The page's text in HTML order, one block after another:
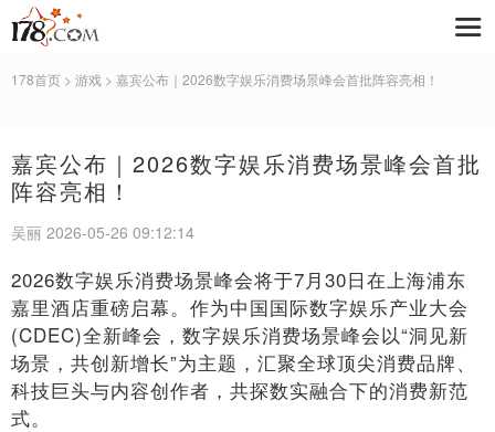
178首页 > 游戏 > 嘉宾公布｜2026数字娱乐消费场景峰会首批阵容亮相！
嘉宾公布｜2026数字娱乐消费场景峰会首批
阵容亮相！
吴丽 2026-05-26 09:12:14
2026数字娱乐消费场景峰会将于7月30日在上海浦东
嘉里酒店重磅启幕。作为中国国际数字娱乐产业大会
(CDEC)全新峰会，数字娱乐消费场景峰会以“洞见新
场景，共创新增长”为主题，汇聚全球顶尖消费品牌、
科技巨头与内容创作者，共探数实融合下的消费新范
式。